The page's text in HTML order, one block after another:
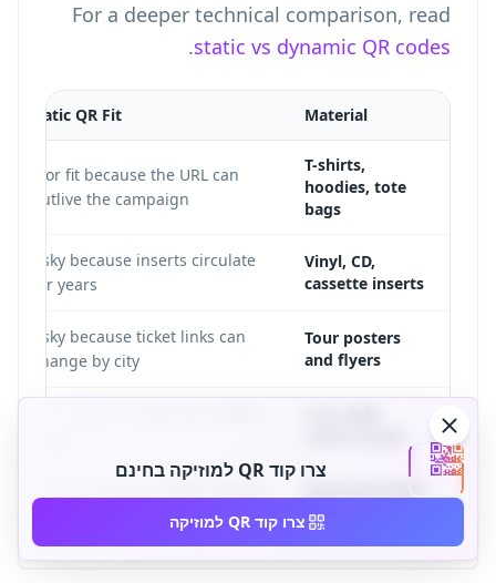
For a deeper technical comparison, read
static vs dynamic QR codes
.
Material
Static QR Fit
T-shirts,
hoodies, tote
bags
Poor fit because the URL can
outlive the campaign.
Vinyl, CD,
cassette inserts
Risky because inserts circulate
for years.
Tour posters
and flyers
Risky because ticket links can
change by city.
Kit
צרו קוד QR למוזיקה בחינם
צרו קוד QR למוזיקה